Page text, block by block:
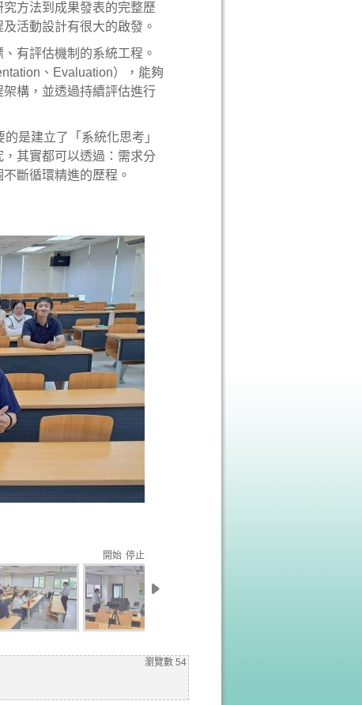
方法到成果發表的完整歷
活動設計有很大的啟發。
有評估機制的系統工程。
、Evaluation），能夠
構，並透過持續評估進行
是建立了「系統化思考」
其實都可以透過：需求分
斷循環精進的歷程。
開始 停止
瀏覽數 54